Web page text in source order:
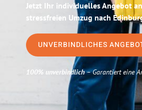
Jetzt Ihr individuelles Angebot
stressfreien Umzug nach
UNVERBINDLICHES
100% unverbindlich– Garantiert eine